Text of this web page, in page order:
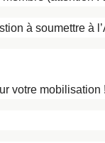
à soumettre à
votre mobilisation